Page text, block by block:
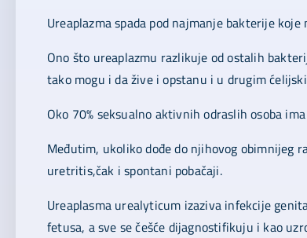
Ureaplazma spada pod najmanje bakterije
Ono što ureaplazmu razlikuje od ostalih
tako mogu i da žive i opstanu i u drugim
Oko 70% seksualno aktivnih odraslih osoba
Međutim, ukoliko dođe do njihovog obimnijeg
uretritis,čak i spontani pobačaji.
Ureaplasma urealyticum izaziva infekcije
fetusa, a sve se češće dijagnostifikuju i kao